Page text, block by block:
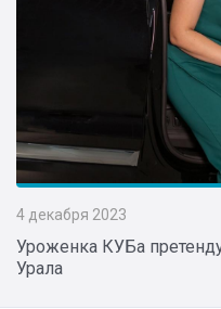
4 декабря 2023
Уроженка КУБа
Урала